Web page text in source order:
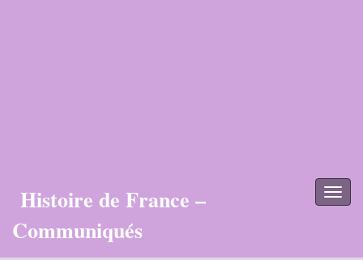
Histoire de France –
Communiqués